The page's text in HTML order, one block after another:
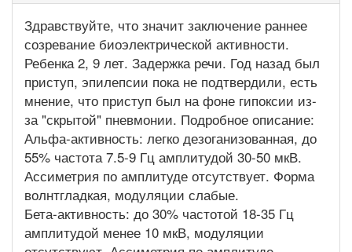
Здравствуйте, что значит заключение раннее
созревание биоэлектрической активности.
Ребенка 2, 9 лет. Задержка речи. Год назад был
приступ, эпилепсии пока не подтвердили, есть
мнение, что приступ был на фоне гипоксии из-
за "скрытой" пневмонии. Подробное описание:
Альфа-активность: легко дезоганизованная, до
55% частота 7.5-9 Гц амплитудой 30-50 мкВ.
Ассиметрия по амплитуде отсутствует. Форма
волнтгладкая, модуляции слабые.
Бета-активность: до 30% частотой 18-35 Гц
амплитудой менее 10 мкВ, модуляции